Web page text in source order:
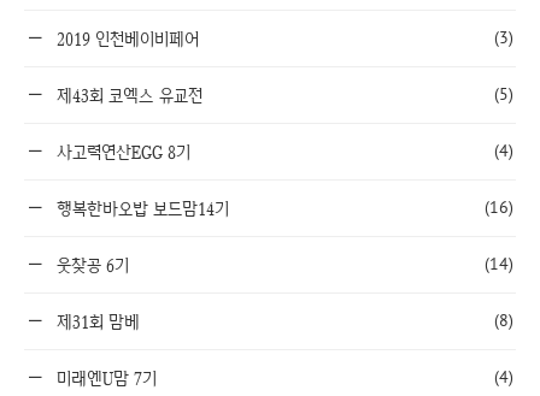
2019 인천베이비페어 (3)
제43회 코엑스 유교전 (5)
사고력연산EGG 8기 (4)
행복한바오밥 보드맘14기 (16)
웃찾공 6기 (14)
제31회 맘베 (8)
미래엔U맘 7기 (4)